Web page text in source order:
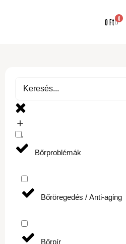
0Ft 0
Bőrproblémák
Bőröregedés / Anti-aging
Bőrpír